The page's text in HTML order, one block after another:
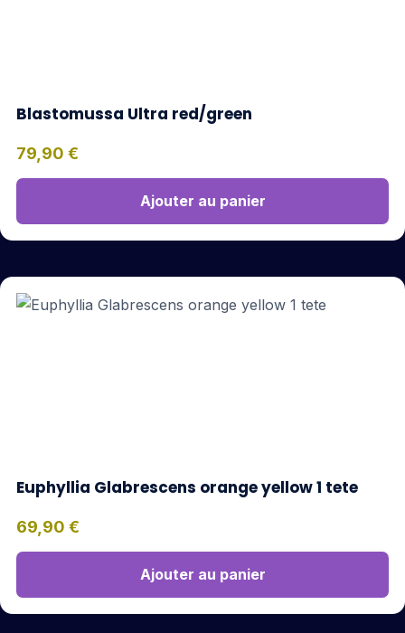
Blastomussa Ultra red/green
79,90 €
Ajouter au panier
Euphyllia Glabrescens orange yellow 1 tete
69,90 €
Ajouter au panier